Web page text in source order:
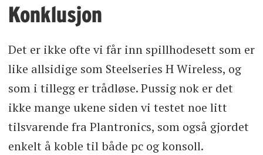
Konklusjon
Det er ikke ofte vi får inn spillhodesett som er
like allsidige som Steelseries H Wireless, og
som i tillegg er trådløse. Pussig nok er det
ikke mange ukene siden vi testet noe litt
tilsvarende fra Plantronics, som også gjordet
enkelt å koble til både pc og konsoll.